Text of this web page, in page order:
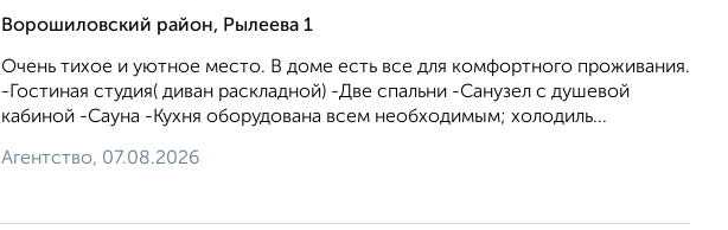
Ворошиловский район, Рылеева 1
Очень тихое и уютное место. В доме есть все для комфортного проживания.
-Гостиная студия( диван раскладной) -Две спальни -Санузел с душевой
кабиной -Сауна -Кухня оборудована всем необходимым; холодиль...
Агентство, 07.08.2026